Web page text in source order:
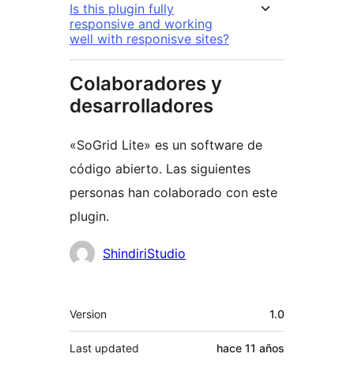
Is this plugin fully
responsive and working
well with responisve sites?
Colaboradores y
desarrolladores
«SoGrid Lite» es un software de
código abierto. Las siguientes
personas han colaborado con este
plugin.
Colaboradores
ShindiriStudio
Meta
Version 1.0
Last updated hace 11 años